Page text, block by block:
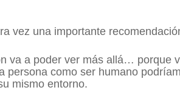
vez una importante
va a poder ver más allá… porque
persona como ser humano
mismo entorno.